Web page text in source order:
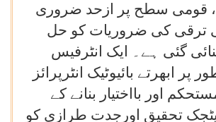
قومی سطح پر ازحد ضروری
ترقی کی ضروریات کو حل
گئی ہے۔ ایک انٹرفیس
پر ابھرتے بائیوٹیک انٹرپرائز
اور بااختیار بنانے کے
تحقیق اورجدت طرازی کو